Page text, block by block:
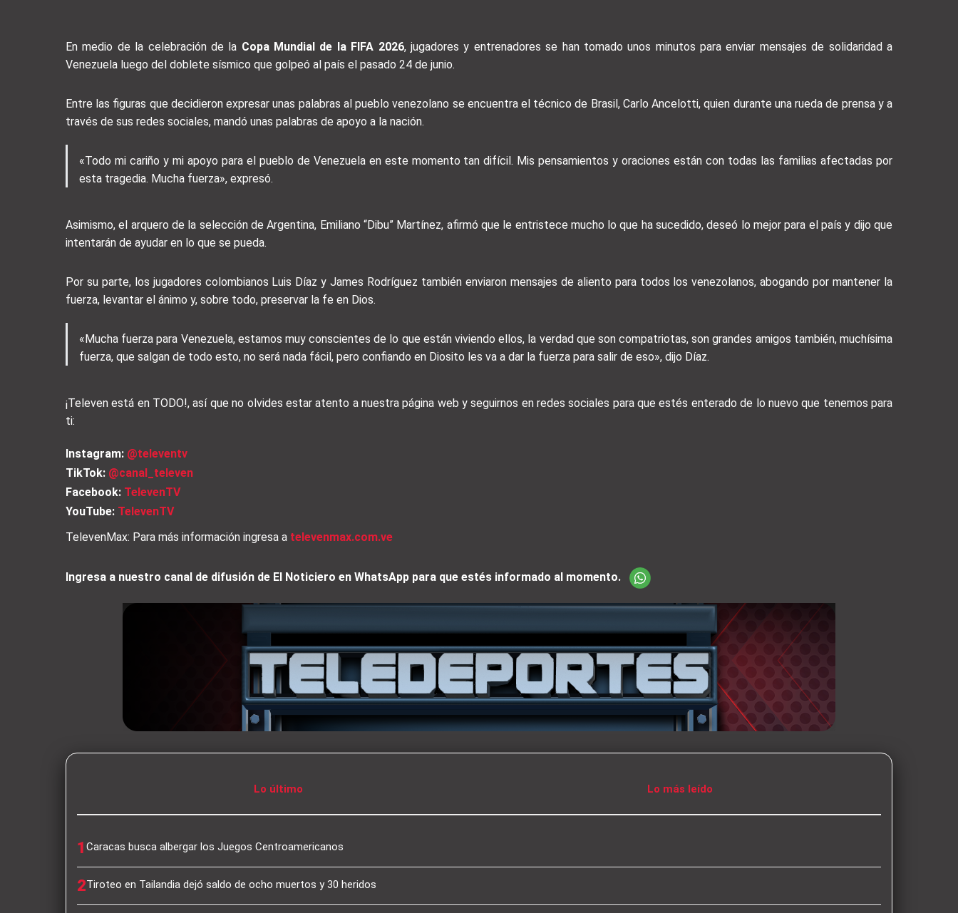
En medio de la celebración de la Copa Mundial de la FIFA 2026, jugadores y entrenadores se han tomado unos minutos para enviar mensajes de solidaridad a
Venezuela luego del doblete sísmico que golpeó al país el pasado 24 de junio.
Entre las figuras que decidieron expresar unas palabras al pueblo venezolano se encuentra el técnico de Brasil, Carlo Ancelotti, quien durante una rueda de prensa y a
través de sus redes sociales, mandó unas palabras de apoyo a la nación.
«Todo mi cariño y mi apoyo para el pueblo de Venezuela en este momento tan difícil. Mis pensamientos y oraciones están con todas las familias afectadas por
esta tragedia. Mucha fuerza», expresó.
Asimismo, el arquero de la selección de Argentina, Emiliano “Dibu” Martínez, afirmó que le entristece mucho lo que ha sucedido, deseó lo mejor para el país y dijo que
intentarán de ayudar en lo que se pueda.
Por su parte, los jugadores colombianos Luis Díaz y James Rodríguez también enviaron mensajes de aliento para todos los venezolanos, abogando por mantener la
fuerza, levantar el ánimo y, sobre todo, preservar la fe en Dios.
«Mucha fuerza para Venezuela, estamos muy conscientes de lo que están viviendo ellos, la verdad que son compatriotas, son grandes amigos también, muchísima
fuerza, que salgan de todo esto, no será nada fácil, pero confiando en Diosito les va a dar la fuerza para salir de eso», dijo Díaz.
¡Televen está en TODO!, así que no olvides estar atento a nuestra página web y seguirnos en redes sociales para que estés enterado de lo nuevo que tenemos para
ti:
Instagram: @televentv
TikTok: @canal_televen
Facebook: TelevenTV
YouTube: TelevenTV
TelevenMax: Para más información ingresa a televenmax.com.ve
Ingresa a nuestro canal de difusión de El Noticiero en WhatsApp para que estés informado al momento.
Lo último Lo más leído
1 Caracas busca albergar los Juegos Centroamericanos
2Tiroteo en Tailandia dejó saldo de ocho muertos y 30 heridos